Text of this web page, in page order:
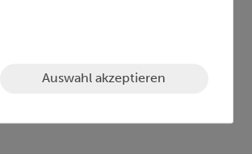
Auswahl akzeptieren